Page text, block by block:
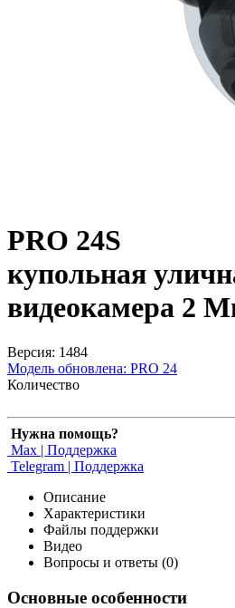
PRO 24S
купольная
видеокамера 2
Версия: 1484
Модель обновлена: PRO 24
Количество
Нужна помощь?
Max | Поддержка
Telegram | Поддержка
Описание
Характеристики
Файлы поддержки
Видео
Вопросы и ответы (0)
Основные особенности